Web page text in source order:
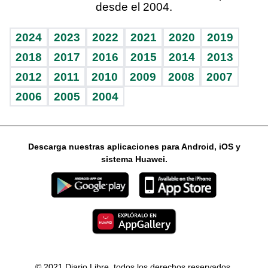
Vida y familia
Eñe
Celebrando la vida
Sin complejos
En pocas palabras
Escuchando al corazón
Economía Personal
Consulta Libre
BRV
TBT Deportivo
Más firmas
Guía del dinero
Horóscopos
desde el 2004.
2024 2023 2022 2021 2020
2019
2018
2017 2016 2015 2014
2013
2012
2011 2010 2009 2008
2007
2006
2005 2004
Descarga nuestras aplicaciones para Android, iOS y
sistema Huawei.